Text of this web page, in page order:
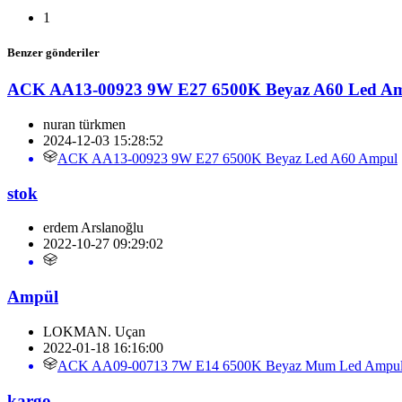
1
Benzer gönderiler
ACK AA13-00923 9W E27 6500K Beyaz A60 Led
nuran türkmen
2024-12-03 15:28:52
ACK AA13-00923 9W E27 6500K Beyaz Led A60 Ampul
stok
erdem Arslanoğlu
2022-10-27 09:29:02
Ampül
LOKMAN. Uçan
2022-01-18 16:16:00
ACK AA09-00713 7W E14 6500K Beyaz Mum Led Ampul